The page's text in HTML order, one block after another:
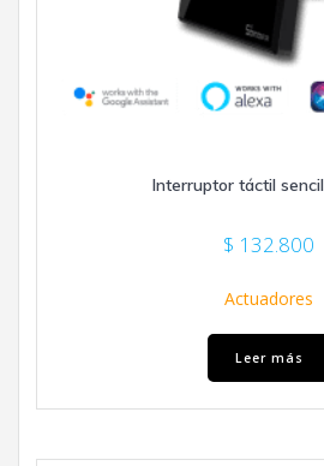
Interruptor táctil
$ 132.800
Actuadores
Leer más